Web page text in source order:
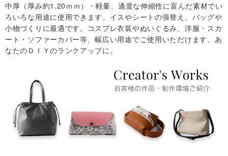
中厚（厚み約1.20ｍｍ）・軽量、適度な伸縮性に富んだ素材でい
ろいろな用途に使用できます。イスやシートの張替え、バッグや
小物づくりに最適です。コスプレ衣装やぬいぐるみ、洋服・スカ
ート・ソファーカバー等、幅広い用途でご使用いただけます。あ
なたのＤＩＹのランクアップに。